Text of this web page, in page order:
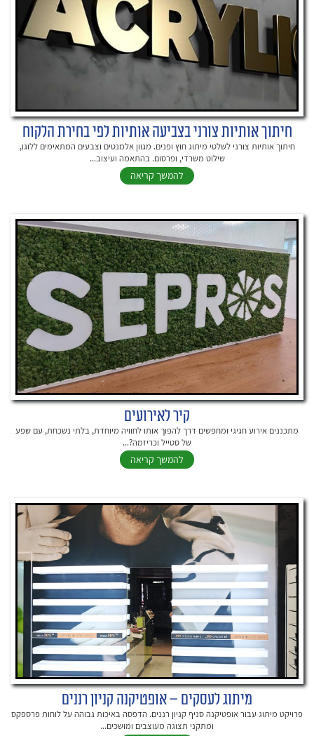
חיתוך אותיות צורני בצביעה אותיות לפי בחירת הלקוח
חיתוך אותיות צורני לשלטי מיתוג חוץ ופנים. מגוון אלמנטים וצבעים המתאימים ללוגו,
שילוט משרדי, ופרסום. בהתאמה ועיצוב...
להמשך קריאה
קיר לאירועים
מתכננים אירוע חגיגי ומחפשים דרך להפוך אותו לחוויה מיוחדת, בלתי נשכחת, עם שפע
של סטייל וכריזמה?...
להמשך קריאה
מיתוג לעסקים – אופטיקנה קניון רננים
פרויקט מיתוג עבור אופטיקנה סניף קניון רננים. הדפסה באיכות גבוהה על לוחות פרספקס
ומתקני תצוגה מעוצבים ומושכים...